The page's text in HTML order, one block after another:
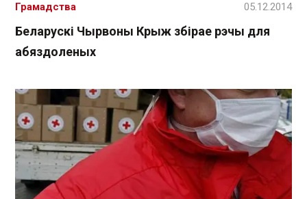
Беларускі Чырвоны Крыж збірае рэчы для
абяздоленых
Грамадства 05.12.2014